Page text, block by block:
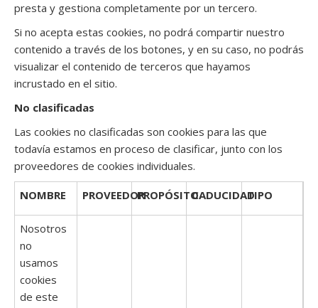
presta y gestiona completamente por un tercero.
Si no acepta estas cookies, no podrá compartir nuestro
contenido a través de los botones, y en su caso, no podrás
visualizar el contenido de terceros que hayamos
incrustado en el sitio.
No clasificadas
Las cookies no clasificadas son cookies para las que
todavía estamos en proceso de clasificar, junto con los
proveedores de cookies individuales.
NOMBRE PROVEEDORPROPÓSITOCADUCIDADTIPO
Nosotros
no
usamos
cookies
de este